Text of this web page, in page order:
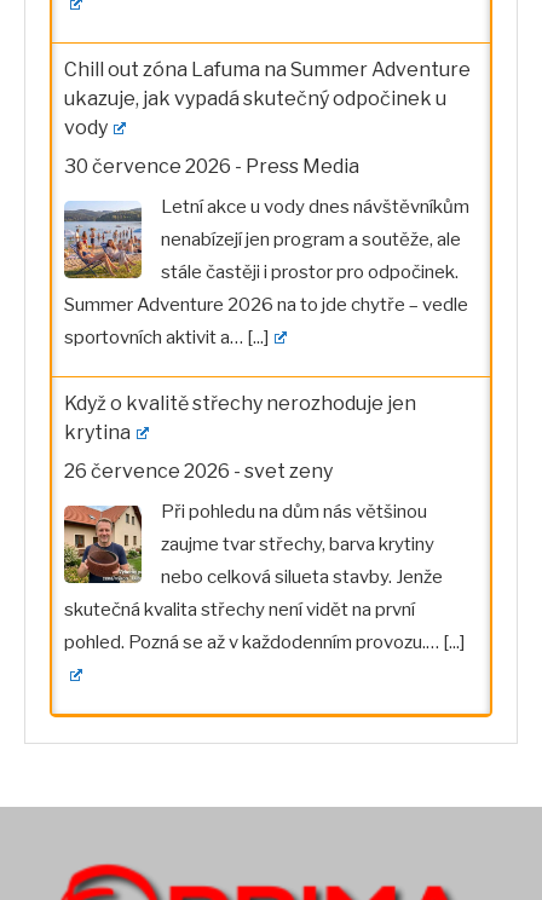
Chill out zóna Lafuma na Summer Adventure
ukazuje, jak vypadá skutečný odpočinek u
vody
30 července 2026 - Press Media
Letní akce u vody dnes návštěvníkům
nenabízejí jen program a soutěže, ale
stále častěji i prostor pro odpočinek.
Summer Adventure 2026 na to jde chytře – vedle
sportovních aktivit a… [...]
Když o kvalitě střechy nerozhoduje jen
krytina
26 července 2026 - svet zeny
Při pohledu na dům nás většinou
zaujme tvar střechy, barva krytiny
nebo celková silueta stavby. Jenže
skutečná kvalita střechy není vidět na první
pohled. Pozná se až v každodenním provozu.… [...]